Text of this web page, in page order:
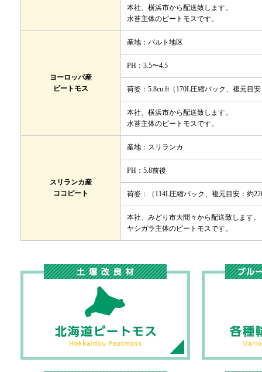
本社、横浜市から配送致します。
水苔主体のピートモスです。
ヨーロッパ産
ピートモス
産地：バルト地区
PH：3.5〜4.5
荷姿：5.8cu.ft（170L圧縮バック、複元目
本社、横浜市から配送致します。
水苔主体のピートモスです。
スリランカ産
ココピート
産地：スリランカ
PH：5.8前後
荷姿：（114L圧縮バック、複元目安：約
本社、みどり市大間々から配送致します。
ヤシガラ主体のピートモスです。